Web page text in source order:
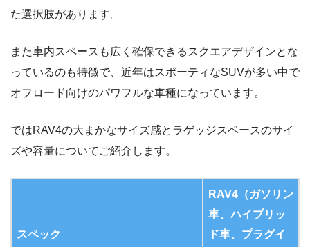
た選択肢があります。
また車内スペースも広く確保できるスクエアデザインとな
っているのも特徴で、近年はスポーティなSUVが多い中で
オフロード向けのパワフルな車種になっています。
ではRAV4の大まかなサイズ感とラゲッジスペースのサイ
ズや容量についてご紹介します。
スペック
RAV4（ガソリン
車、ハイブリッ
ド車、プラグイ